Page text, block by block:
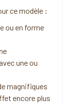
ce modèle :
ou en forme
une ou
magnifiques
encore plus